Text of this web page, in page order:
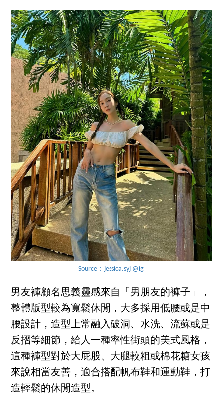
Source：jessica.syj @ig
男友褲顧名思義靈感來自「男朋友的褲子」，
整體版型較為寬鬆休閒，大多採用低腰或是中
腰設計，造型上常融入破洞、水洗、流蘇或是
反摺等細節，給人一種率性街頭的美式風格，
這種褲型對於大屁股、大腿較粗或棉花糖女孩
來說相當友善，適合搭配帆布鞋和運動鞋，打
造輕鬆的休閒造型。